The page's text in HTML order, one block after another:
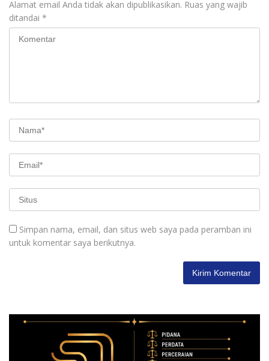
Alamat email Anda tidak akan dipublikasikan. Ruas yang wajib
ditandai *
Simpan nama, email, dan situs web saya pada peramban ini
untuk komentar saya berikutnya.